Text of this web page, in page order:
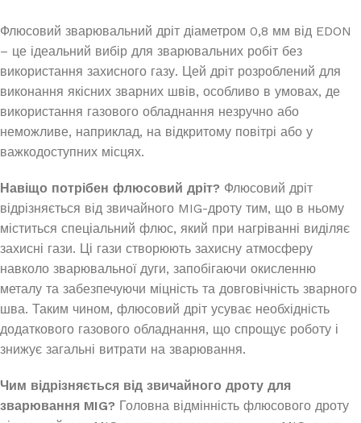
Флюсовий зварювальний дріт діаметром 0,8 мм від EDON
– це ідеальний вибір для зварювальних робіт без
використання захисного газу. Цей дріт розроблений для
виконання якісних зварних швів, особливо в умовах, де
використання газового обладнання незручно або
неможливе, наприклад, на відкритому повітрі або у
важкодоступних місцях.
Навіщо потрібен флюсовий дріт? Флюсовий дріт
відрізняється від звичайного MIG-дроту тим, що в ньому
міститься спеціальний флюс, який при нагріванні виділяє
захисні гази. Ці гази створюють захисну атмосферу
навколо зварювальної дуги, запобігаючи окисленню
металу та забезпечуючи міцність та довговічність зварного
шва. Таким чином, флюсовий дріт усуває необхідність
додаткового газового обладнання, що спрощує роботу і
знижує загальні витрати на зварювання.
Чим відрізняється від звичайного дроту для
зварювання MIG? Головна відмінність флюсового дроту